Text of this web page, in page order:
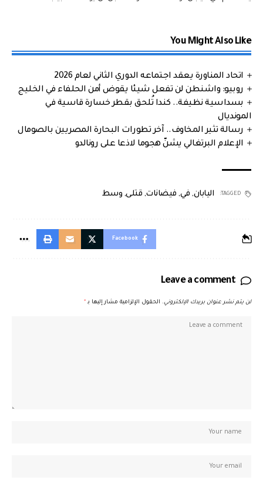
You Might Also Like
اتحاد المناورة يعقد اجتماعه الدوري الثاني لعام 2026
روبيو: واشنطن لن تفعل شيئا يقوض أمن الحلفاء في الخليج
بسداسية نظيفة.. كندا تُلحق بقطر خسارة قاسية في
المونديال
رسالة تثير المخاوف.. آخر تطورات البحارة المصريين بالصومال
الإعلام البرتغالي يشنّ هجوما لاذعا على رونالدو
TAGGED: اليابان, في, فيضانات, قتلى, وسط
Facebook
Leave a comment
لن يتم نشر عنوان بريدك الإلكتروني. الحقول الإلزامية مشار إليها بـ *